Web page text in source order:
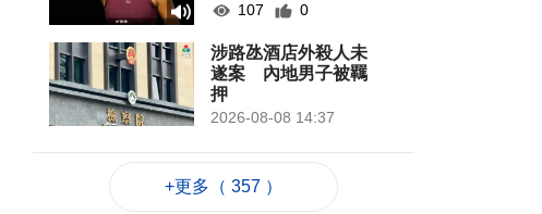
107
0
涉路氹酒店外殺人未
遂案 內地男子被羈
押
2026-08-08 14:37
土耳其稱共同防務協
+更多（ 357 ）